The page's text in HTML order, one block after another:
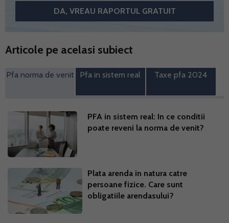
Articole pe acelasi subiect
Pfa norma de venit Pfa in sistem real Taxe pfa 2024
PFA in sistem real: In ce conditii
poate reveni la norma de venit?
Plata arenda in natura catre
persoane fizice. Care sunt
obligatiile arendasului?